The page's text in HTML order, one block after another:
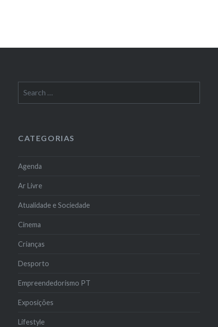
for:
CATEGORIAS
Agenda
Ar Livre
Atualidade e Sociedade
Cinema
Crianças
Desporto
Empreendedorismo PT
Exposições
Lifestyle